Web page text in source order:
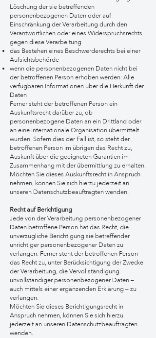
Löschung der sie betreffenden
personenbezogenen Daten oder auf
Einschränkung der Verarbeitung durch den
Verantwortlichen oder eines Widerspruchsrechts
gegen diese Verarbeitung
das Bestehen eines Beschwerderechts bei einer
Aufsichtsbehörde
wenn die personenbezogenen Daten nicht bei
der betroffenen Person erhoben werden: Alle
verfügbaren Informationen über die Herkunft der
Daten
Ferner steht der betroffenen Person ein
Auskunftsrecht darüber zu, ob
personenbezogene Daten an ein Drittland oder
an eine internationale Organisation übermittelt
wurden. Sofern dies der Fall ist, so steht der
betroffenen Person im übrigen das Recht zu,
Auskunft über die geeigneten Garantien im
Zusammenhang mit der übermittlung zu erhalten.
Möchten Sie dieses Auskunftsrecht in Anspruch
nehmen, können Sie sich hierzu jederzeit an
unseren Datenschutzbeauftragten wenden.
Recht auf Berichtigung
Jede von der Verarbeitung personenbezogener
Daten betroffene Person hat das Recht, die
unverzügliche Berichtigung sie betreffender
unrichtiger personenbezogener Daten zu
verlangen. Ferner steht der betroffenen Person
das Recht zu, unter Berücksichtigung der Zwecke
der Verarbeitung, die Vervollständigung
unvollständiger personenbezogener Daten –
auch mittels einer ergänzenden Erklärung – zu
verlangen.
Möchten Sie dieses Berichtigungsrecht in
Anspruch nehmen, können Sie sich hierzu
jederzeit an unseren Datenschutzbeauftragten
wenden.